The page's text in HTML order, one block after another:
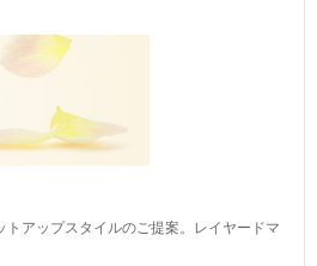
アップスタイルのご提案。レイヤードマ